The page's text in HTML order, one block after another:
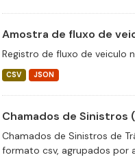
Amostra de fluxo de
Registro de fluxo de veiculo
CSV JSON
Chamados de Sinistros
Chamados de Sinistros de
formato csv, agrupados por